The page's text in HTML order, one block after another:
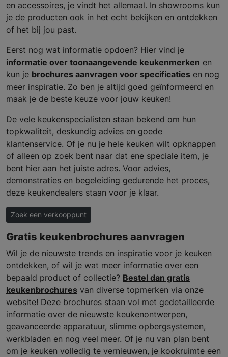
en accessoires, je vindt het allemaal. In showrooms kun
je de producten ook in het echt bekijken en ontdekken
of het bij jou past.
Eerst nog wat informatie opdoen? Hier vind je
informatie over toonaangevende keukenmerken en
kun je brochures aanvragen voor specificaties en nog
meer inspiratie. Zo ben je altijd goed geïnformeerd en
maak je de beste keuze voor jouw keuken!
De vele keukenspecialisten staan bekend om hun
topkwaliteit, deskundig advies en goede
klantenservice. Of je nu je hele keuken wilt opknappen
of alleen op zoek bent naar dat ene speciale item, je
bent hier aan het juiste adres. Voor advies,
demonstraties en begeleiding gedurende het proces,
deze keukendealers staan voor je klaar.
Zoek een verkooppunt
Gratis keukenbrochures aanvragen
Wil je de nieuwste trends en inspiratie voor je keuken
ontdekken, of wil je wat meer informatie over een
bepaald product of collectie? Bestel dan gratis
keukenbrochures van diverse topmerken via onze
website! Deze brochures staan vol met gedetailleerde
informatie over de nieuwste keukenontwerpen,
geavanceerde apparatuur, slimme opbergsystemen,
werkbladen en nog veel meer. Of je nu van plan bent
om je keuken volledig te vernieuwen, je kookruimte een